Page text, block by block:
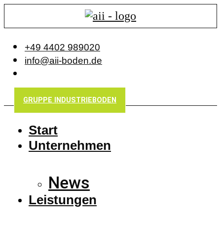
+49 4402 989020
info@aii-boden.de
GRUPPE INDUSTRIEBODEN
Start
Unternehmen
News
Leistungen